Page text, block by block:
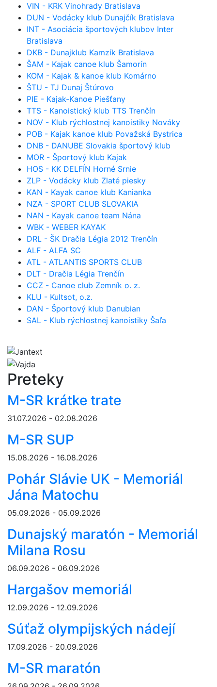
VIN - KRK Vinohrady Bratislava
DUN - Vodácky klub Dunajčík Bratislava
INT - Asociácia športových klubov Inter
Bratislava
DKB - Dunajklub Kamzík Bratislava
ŠAM - Kajak canoe klub Šamorín
KOM - Kajak & kanoe klub Komárno
ŠTU - TJ Dunaj Štúrovo
PIE - Kajak-Kanoe Piešťany
TTS - Kanoistický klub TTS Trenčín
NOV - Klub rýchlostnej kanoistiky Nováky
POB - Kajak kanoe klub Považská Bystrica
DNB - DANUBE Slovakia športový klub
MOR - Športový klub Kajak
HOS - KK DELFÍN Horné Srnie
ZLP - Vodácky klub Zlaté piesky
KAN - Kayak canoe klub Kanianka
NZA - SPORT CLUB SLOVAKIA
NAN - Kayak canoe team Nána
WBK - WEBER KAYAK
DRL - ŠK Dračia Légia 2012 Trenčín
ALF - ALFA SC
ATL - ATLANTIS SPORTS CLUB
DLT - Dračia Légia Trenčín
CCZ - Canoe club Zemník o. z.
KLU - Kultsot, o.z.
DAN - Športový klub Danubian
SAL - Klub rýchlostnej kanoistiky Šaľa
Preteky
M-SR krátke trate
31.07.2026 - 02.08.2026
M-SR SUP
15.08.2026 - 16.08.2026
Pohár Slávie UK - Memoriál
Jána Matochu
05.09.2026 - 05.09.2026
Dunajský maratón - Memoriál
Milana Rosu
06.09.2026 - 06.09.2026
Hargašov memoriál
12.09.2026 - 12.09.2026
Súťaž olympijských nádejí
17.09.2026 - 20.09.2026
M-SR maratón